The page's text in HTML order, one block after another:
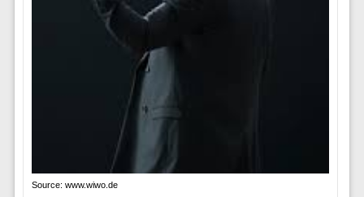
Source: www.wiwo.de